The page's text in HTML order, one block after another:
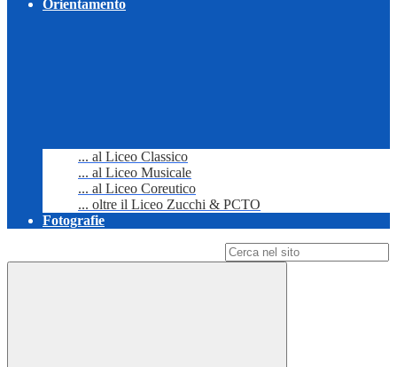
Orientamento
... al Liceo Classico
... al Liceo Musicale
... al Liceo Coreutico
... oltre il Liceo Zucchi & PCTO
Fotografie